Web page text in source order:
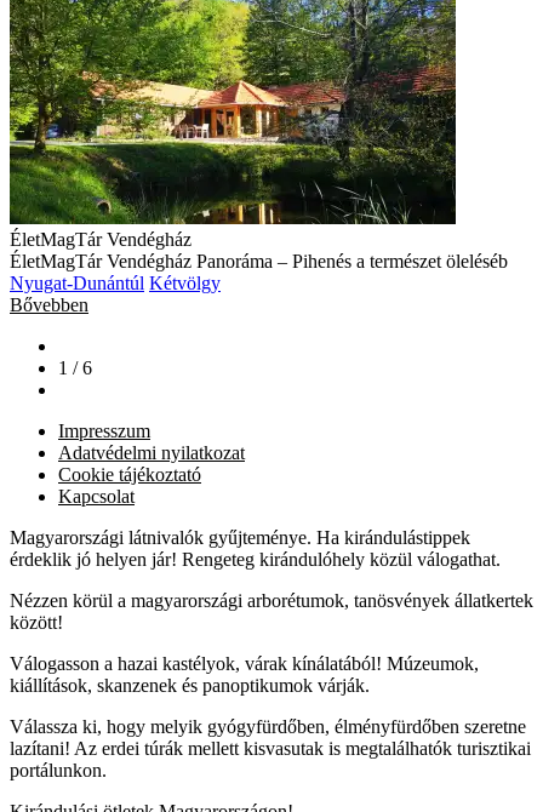
ÉletMagTár Vendégház
ÉletMagTár Vendégház Panoráma – Pihenés a természet öleléséb
Nyugat-Dunántúl Kétvölgy
Bővebben
1 / 6
Impresszum
Adatvédelmi nyilatkozat
Cookie tájékoztató
Kapcsolat
Magyarországi látnivalók gyűjteménye. Ha kirándulástippek
érdeklik jó helyen jár! Rengeteg kirándulóhely közül válogathat.
Nézzen körül a magyarországi arborétumok, tanösvények állatkertek
között!
Válogasson a hazai kastélyok, várak kínálatából! Múzeumok,
kiállítások, skanzenek és panoptikumok várják.
Válassza ki, hogy melyik gyógyfürdőben, élményfürdőben szeretne
lazítani! Az erdei túrák mellett kisvasutak is megtalálhatók turisztikai
portálunkon.